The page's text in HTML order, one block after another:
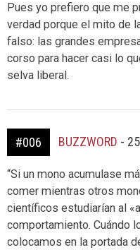
Pues yo prefiero que me
verdad porque el mito de
falso: las grandes
corso para hacer casi lo
selva liberal.
#006 BUZZWORD -
“Si un mono acumulase
comer mientras otros
científicos estudiarían al
comportamiento. Cuándo
colocamos en la portada